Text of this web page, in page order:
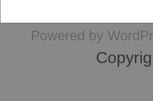
Powered by